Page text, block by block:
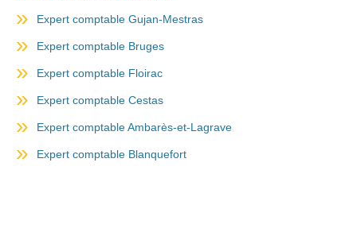
Expert comptable Gujan-Mestras
Expert comptable Bruges
Expert comptable Floirac
Expert comptable Cestas
Expert comptable Ambarès-et-Lagrave
Expert comptable Blanquefort